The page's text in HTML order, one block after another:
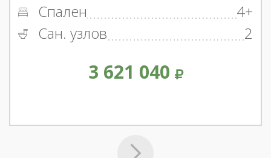
Спален
4+
Сан. узлов
2
3 621 040